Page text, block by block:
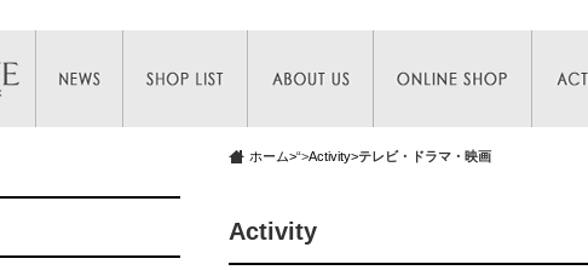
ホーム>“>Activity>テレビ・ドラマ・映画
Activity